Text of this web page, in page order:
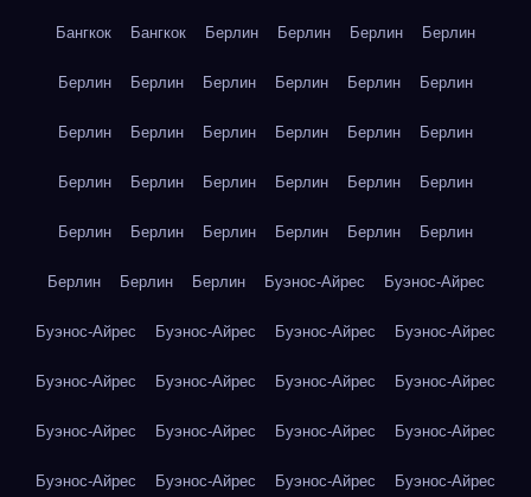
Бангкок Бангкок Берлин Берлин Берлин Берлин
Берлин Берлин Берлин Берлин Берлин Берлин
Берлин Берлин Берлин Берлин Берлин Берлин
Берлин Берлин Берлин Берлин Берлин Берлин
Берлин Берлин Берлин Берлин Берлин Берлин
Берлин Берлин Берлин Буэнос-Айрес Буэнос-Айрес
Буэнос-Айрес Буэнос-Айрес Буэнос-Айрес Буэнос-Айрес
Буэнос-Айрес Буэнос-Айрес Буэнос-Айрес Буэнос-Айрес
Буэнос-Айрес Буэнос-Айрес Буэнос-Айрес Буэнос-Айрес
Буэнос-Айрес Буэнос-Айрес Буэнос-Айрес Буэнос-Айрес